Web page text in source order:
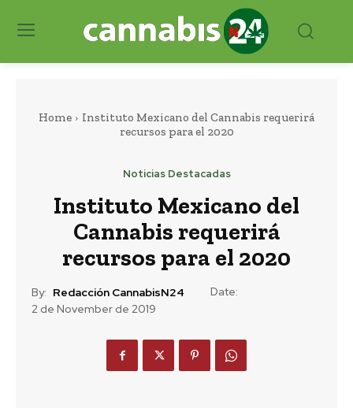
Home
Instituto Mexicano del Cannabis requerirá
recursos para el 2020
Noticias Destacadas
Instituto Mexicano del
Cannabis requerirá
recursos para el 2020
By: Redacción CannabisN24
Date:
2 de November de 2019